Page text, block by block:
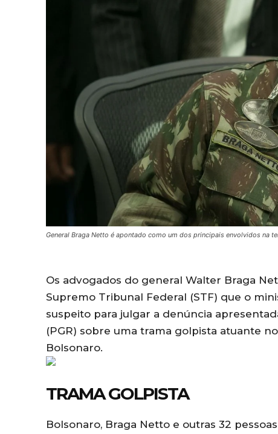
General Braga Netto é apontado como um dos principais envolvidos na
Os advogados do general Walter Braga
Supremo Tribunal Federal (STF) que o
suspeito para julgar a denúncia
(PGR) sobre uma trama golpista atuante
Bolsonaro.
TRAMA GOLPISTA
Bolsonaro, Braga Netto e outras 32